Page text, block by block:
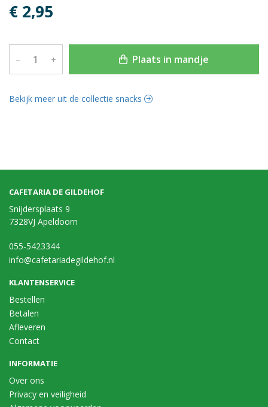
€ 2,95
– + Plaats in mandje
Bekijk meer uit de collectie snacks
CAFETARIA DE GILDEHOF
Snijdersplaats 9
7328VJ Apeldoorn
055-5423344
info@cafetariadegildehof.nl
KLANTENSERVICE
Bestellen
Betalen
Afleveren
Contact
INFORMATIE
Over ons
Privacy en veiligheid